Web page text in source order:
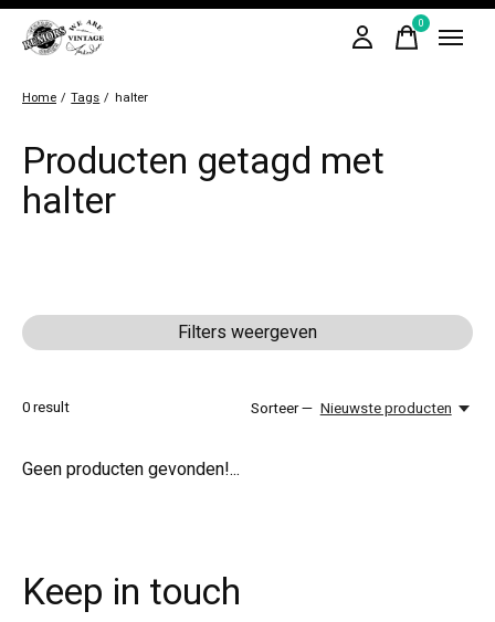
0items
Home / Tags / halter
Producten getagd met
halter
Filters weergeven
0result Sorteer — Nieuwste producten
Geen producten gevonden!...
Keep in touch